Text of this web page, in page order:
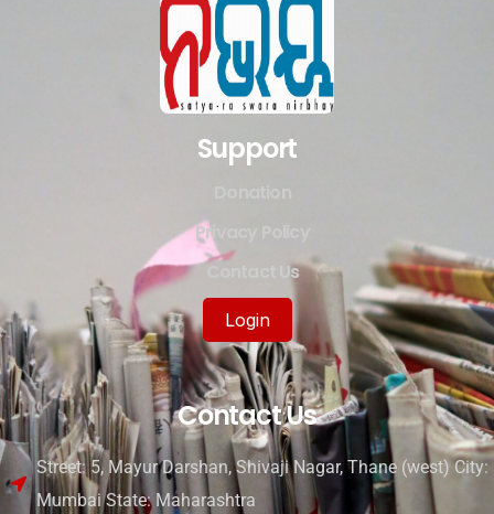
Support
Privacy Policy
Contact Us
Login
Contact Us
Street: 5, Mayur Darshan, Shivaji Nagar, Thane (west) City:
Mumbai State: Maharashtra